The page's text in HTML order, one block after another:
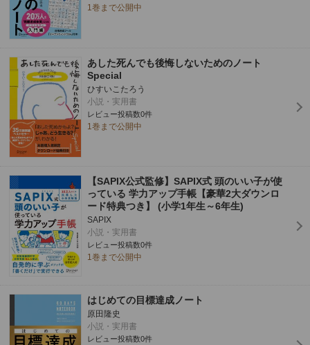
1巻まで公開中
あした死んでも後悔しないためのノート
Special
ひすいこたろう
小説・実用書
レビュー投稿数0件
1巻まで公開中
【SAPIX公式監修】SAPIX式 頭のいい子が使
っている 学力アップ手帳【豪華2大ダウンロ
ード特典つき】 (小学1年生～6年生)
SAPIX
小説・実用書
レビュー投稿数0件
1巻まで公開中
はじめての目標達成ノート
原田隆史
小説・実用書
レビュー投稿数0件